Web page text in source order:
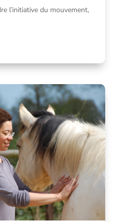
l’initiative du mouvement,